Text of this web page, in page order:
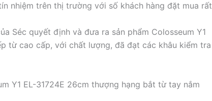
nhiệm trên thị trường với số khách hàng đặt mua rất
Séc quyết định và đưa ra sản phẩm Colosseum Y1
từ cao cấp, với chất lượng, đã đạt các khâu kiểm tra
Y1 EL-31724E 26cm thượng hạng bắt từ tay nắm